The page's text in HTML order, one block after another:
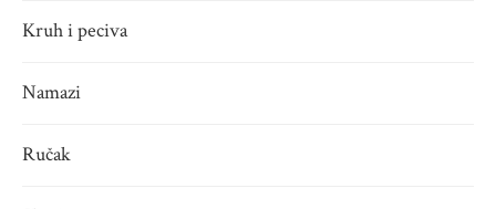
Kruh i peciva
Namazi
Ručak